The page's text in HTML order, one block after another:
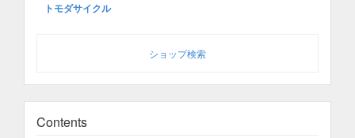
トモダサイクル
ショップ検索
Contents